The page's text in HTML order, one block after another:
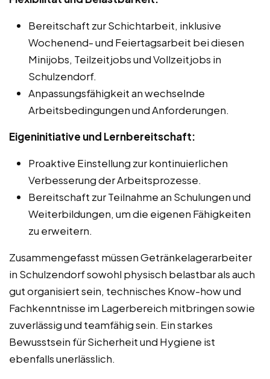
Bereitschaft zur Schichtarbeit, inklusive
Wochenend- und Feiertagsarbeit bei diesen
Minijobs, Teilzeitjobs und Vollzeitjobs in
Schulzendorf.
Anpassungsfähigkeit an wechselnde
Arbeitsbedingungen und Anforderungen.
Eigeninitiative und Lernbereitschaft:
Proaktive Einstellung zur kontinuierlichen
Verbesserung der Arbeitsprozesse.
Bereitschaft zur Teilnahme an Schulungen und
Weiterbildungen, um die eigenen Fähigkeiten
zu erweitern.
Zusammengefasst müssen Getränkelagerarbeiter
in Schulzendorf sowohl physisch belastbar als auch
gut organisiert sein, technisches Know-how und
Fachkenntnisse im Lagerbereich mitbringen sowie
zuverlässig und teamfähig sein. Ein starkes
Bewusstsein für Sicherheit und Hygiene ist
ebenfalls unerlässlich.